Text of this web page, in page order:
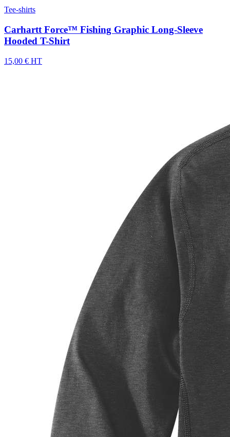
Tee-shirts
Carhartt Force™ Fishing Graphic Long-Sleeve
Hooded T-Shirt
15,00 € HT